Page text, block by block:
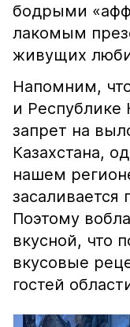
бодрыми
лакомым
живущих
Напомним,
и Республике
запрет на
Казахстана,
нашем
засаливается
Поэтому
вкусной, что
вкусовые
гостей